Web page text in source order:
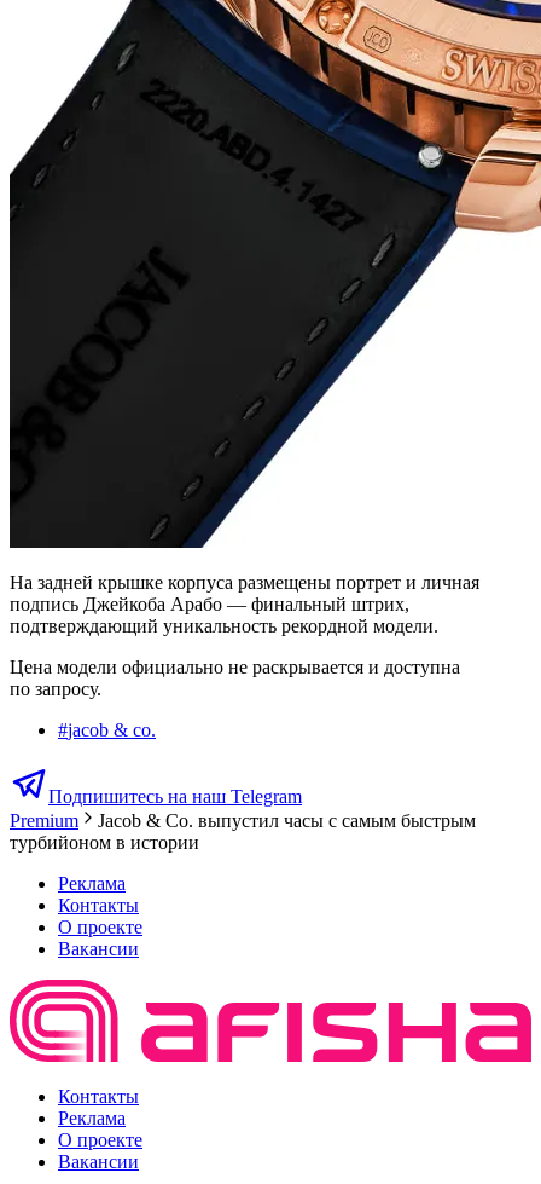
На задней крышке корпуса размещены портрет и личная
подпись Джейкоба Арабо — финальный штрих,
подтверждающий уникальность рекордной модели.
Цена модели официально не раскрывается и доступна
по запросу.
#jacob & co.
Подпишитесь на наш Telegram
Premium
Jacob & Co. выпустил часы с самым быстрым
турбийоном в истории
Реклама
Контакты
О проекте
Вакансии
Контакты
Реклама
О проекте
Вакансии